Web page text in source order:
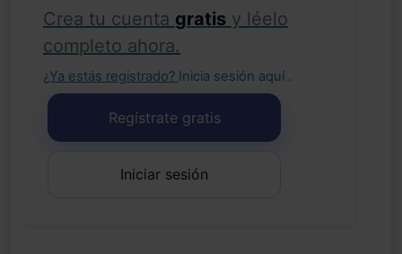
Crea tu cuenta gratis y léelo
completo ahora.
¿Ya estás registrado? Inicia sesión aquí .
Regístrate gratis
Iniciar sesión